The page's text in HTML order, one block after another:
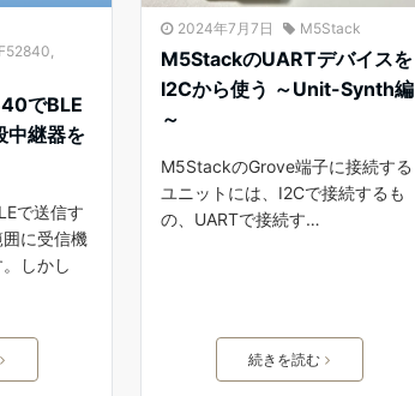
でBLE
中継器を
で送信す
に受信機
しかし
2024年7月7日 M5Stack
M5StackのUARTデバイスを
I2Cから使う ～Unit-Synth編
～
M5StackのGrove端子に接続する
ユニットには、I2Cで接続するも
の、UARTで接続す…
続きを読む